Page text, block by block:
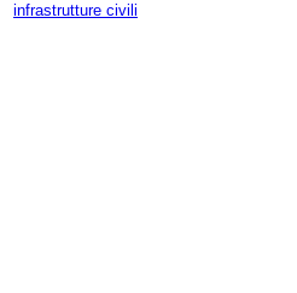
infrastrutture civili